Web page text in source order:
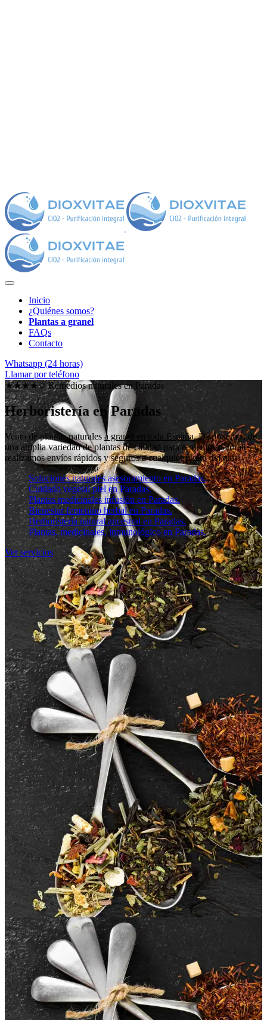
Inicio
¿Quiénes somos?
Plantas a granel
FAQs
Contacto
Whatsapp (24 horas)
Llamar por teléfono
★★★★✩ Remedios naturales en Paradas
Herboristería en Paradas
Venta de plantas naturalesa granel en toda España. Disponemos de
una amplia variedad de plantas de calidad para remedios naturales y
realizamos envíos rápidos y seguros a cualquier punto del país.
Soluciones naturales asesoramiento en Paradas.
Cuidado vegetal piel en Paradas.
Plantas medicinales infusión en Paradas.
Bienestar femenino herbal en Paradas.
Herboristería natural ancestral en Paradas.
Plantas, medicinales, inmunológico en Paradas.
Ver servicios